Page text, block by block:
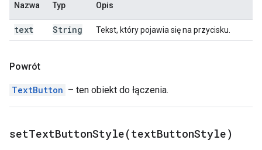
Nazwa Typ Opis
text String Tekst, który pojawia się na przycisku.
Powrót
TextButton – ten obiekt do łączenia.
setTextButtonStyle(textButtonStyle)